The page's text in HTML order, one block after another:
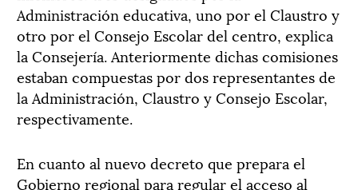
Administración educativa, uno por el Claustro y
otro por el Consejo Escolar del centro, explica
la Consejería. Anteriormente dichas comisiones
estaban compuestas por dos representantes de
la Administración, Claustro y Consejo Escolar,
respectivamente.
En cuanto al nuevo decreto que prepara el
Gobierno regional para regular el acceso al